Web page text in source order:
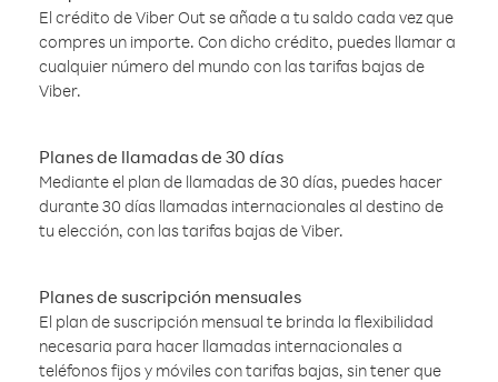
El crédito de Viber Out se añade a tu saldo cada vez que
compres un importe. Con dicho crédito, puedes llamar a
cualquier número del mundo con las tarifas bajas de
Viber.
Planes de llamadas de 30 días
Mediante el plan de llamadas de 30 días, puedes hacer
durante 30 días llamadas internacionales al destino de
tu elección, con las tarifas bajas de Viber.
Planes de suscripción mensuales
El plan de suscripción mensual te brinda la flexibilidad
necesaria para hacer llamadas internacionales a
teléfonos fijos y móviles con tarifas bajas, sin tener que